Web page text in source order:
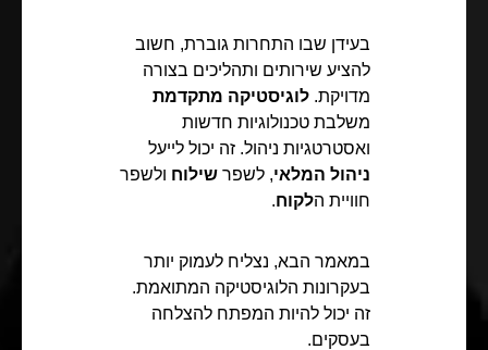
בעידן שבו התחרות גוברת, חשוב
להציע שירותים ותהליכים בצורה
מדויקת. לוגיסטיקה מתקדמת
משלבת טכנולוגיות חדשות
ואסטרטגיות ניהול. זה יכול לייעל
ניהול המלאי, לשפר שילוח ולשפר
חוויית הלקוח.
במאמר הבא, נצליח לעמוק יותר
בעקרונות הלוגיסטיקה המתואמת.
זה יכול להיות המפתח להצלחה
בעסקים.